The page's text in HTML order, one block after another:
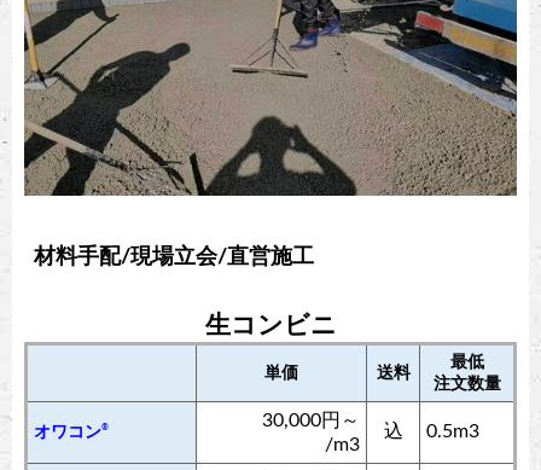
材料手配/現場立会/直営施工
生コンビニ
単価 送料
最低
注文数量
オワコン®
30,000円～
/m3
込 0.5m3